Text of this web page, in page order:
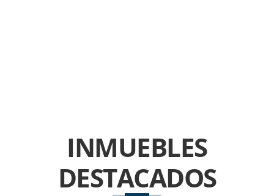
INMUEBLES
DESTACADOS